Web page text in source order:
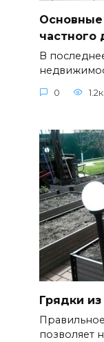
Основные
частного
В
0 1.2к.
Грядки
позволяет